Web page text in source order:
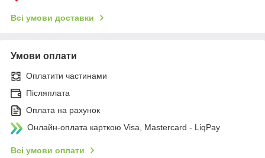
Всі умови доставки
Умови оплати
Оплатити частинами
Післяплата
Оплата на рахунок
Онлайн-оплата карткою Visa, Mastercard - LiqPay
Всі умови оплати